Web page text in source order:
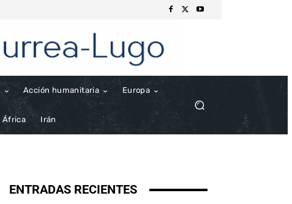
Acción humanitaria Europa
África Irán
ENTRADAS RECIENTES